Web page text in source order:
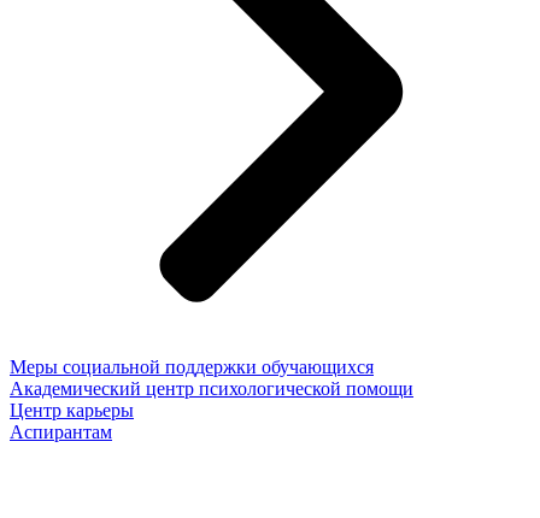
Меры социальной поддержки обучающихся
Академический центр психологической помощи
Центр карьеры
Аспирантам